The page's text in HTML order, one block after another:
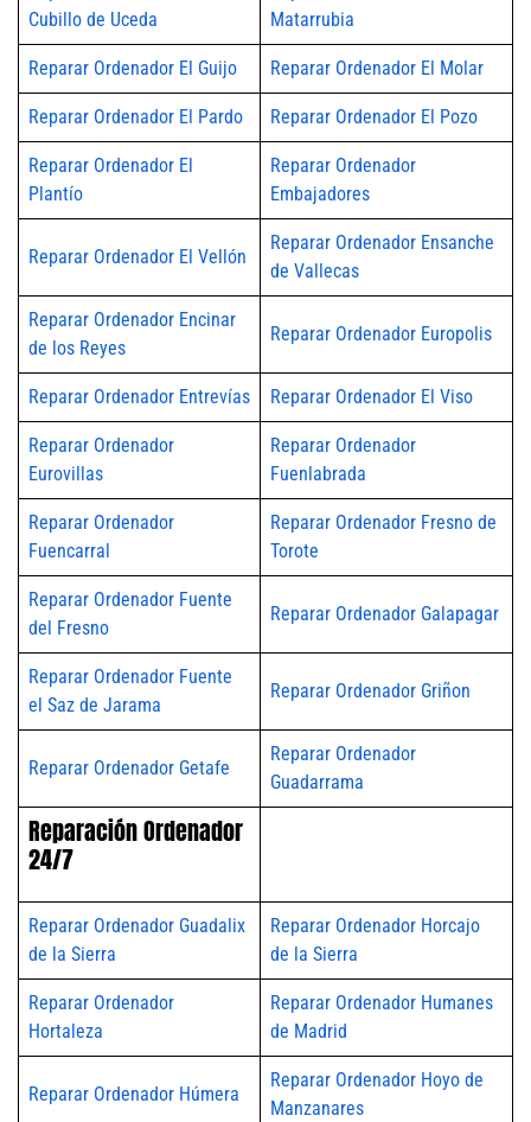
Cubillo de Uceda
Matarrubia
Reparar Ordenador El Guijo Reparar Ordenador El Molar
Reparar Ordenador El Pardo Reparar Ordenador El Pozo
Reparar Ordenador El
Plantío
Reparar Ordenador
Embajadores
Reparar Ordenador El Vellón
Reparar Ordenador Ensanche
de Vallecas
Reparar Ordenador Encinar
de los Reyes
Reparar Ordenador Europolis
Reparar Ordenador Entrevías Reparar Ordenador El Viso
Reparar Ordenador
Eurovillas
Reparar Ordenador
Fuenlabrada
Reparar Ordenador
Fuencarral
Reparar Ordenador Fresno de
Torote
Reparar Ordenador Fuente
del Fresno
Reparar Ordenador Galapagar
Reparar Ordenador Fuente
el Saz de Jarama
Reparar Ordenador Griñon
Reparar Ordenador Getafe
Reparar Ordenador
Guadarrama
Reparación Ordenador
24/7
Reparar Ordenador Guadalix
de la Sierra
Reparar Ordenador Horcajo
de la Sierra
Reparar Ordenador
Hortaleza
Reparar Ordenador Humanes
de Madrid
Reparar Ordenador Húmera
Reparar Ordenador Hoyo de
Manzanares